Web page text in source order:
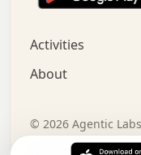
.   o   .   .   .
+   .   o   .
.   +   .   .   .
.   .   .   .   .
Activities
About
© 2026 Agentic